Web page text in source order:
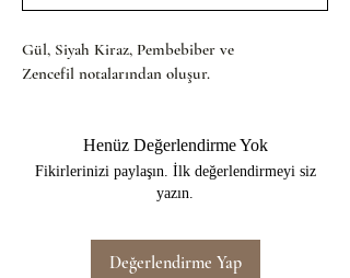
Gül, Siyah Kiraz, Pembebiber ve
Zencefil notalarından oluşur.
Henüz Değerlendirme Yok
Fikirlerinizi paylaşın. İlk değerlendirmeyi siz
yazın.
Değerlendirme Yap